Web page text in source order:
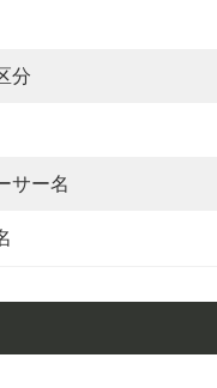
分
サー名